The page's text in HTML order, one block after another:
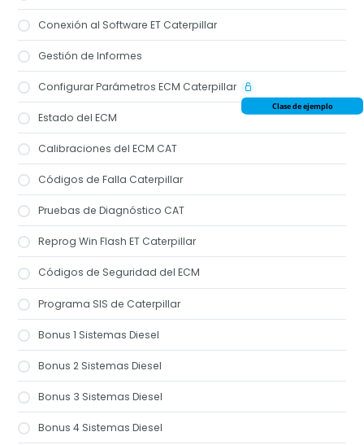
Conexión al Software ET Caterpillar
Gestión de Informes
Configurar Parámetros ECM Caterpillar
Clase de ejemplo
Estado del ECM
Calibraciones del ECM CAT
Códigos de Falla Caterpillar
Pruebas de Diagnóstico CAT
Reprog Win Flash ET Caterpillar
Códigos de Seguridad del ECM
Programa SIS de Caterpillar
Bonus 1 Sistemas Diesel
Bonus 2 Sistemas Diesel
Bonus 3 Sistemas Diesel
Bonus 4 Sistemas Diesel